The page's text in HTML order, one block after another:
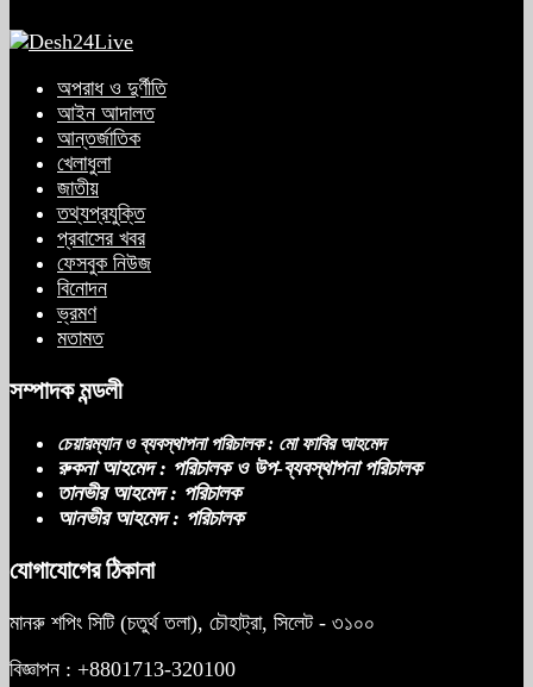
অপরাধ ও দুর্ণীতি
আইন আদালত
আন্তর্জাতিক
খেলাধুলা
জাতীয়
তথ্যপ্রযুক্তি
প্রবাসের খবর
ফেসবুক নিউজ
বিনোদন
ভ্রমণ
মতামত
সম্পাদক মন্ডলী
চেয়ারম্যান ও ব্যবস্থাপনা পরিচালক : মো ফাবির আহমেদ
রুকনা আহমেদ : পরিচালক ও উপ-ব্যবস্থাপনা পরিচালক
তানভীর আহমেদ : পরিচালক
আনভীর আহমেদ : পরিচালক
যোগাযোগের ঠিকানা
মানরু শপিং সিটি (চতুর্থ তলা), চৌহাট্রা, সিলেট - ৩১০০
বিজ্ঞাপন : +8801713-320100